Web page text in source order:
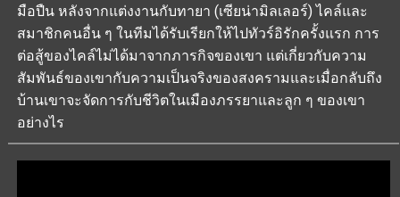
มือปืน หลังจากแต่งงานกับทายา (เซียน่ามิลเลอร์) ไคล์และ
สมาชิกคนอื่น ๆ ในทีมได้รับเรียกให้ไปทัวร์อิรักครั้งแรก การ
ต่อสู้ของไคล์ไม่ได้มาจากภารกิจของเขา แต่เกี่ยวกับความ
สัมพันธ์ของเขากับความเป็นจริงของสงครามและเมื่อกลับถึง
บ้านเขาจะจัดการกับชีวิตในเมืองภรรยาและลูก ๆ ของเขา
อย่างไร